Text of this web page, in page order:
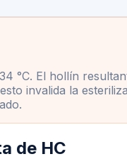
°C. El hollín
invalida la
de HC